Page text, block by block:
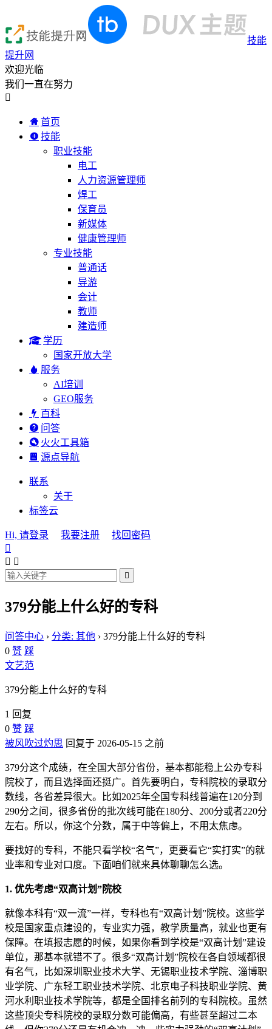
技能
提升网
欢迎光临
我们一直在努力

首页
技能
职业技能
电工
人力资源管理师
焊工
保育员
新媒体
健康管理师
专业技能
普通话
导游
会计
教师
建造师
学历
国家开放大学
服务
AI培训
GEO服务
百科
问答
火火工具箱
源点导航
联系
关于
标签云
Hi, 请登录 我要注册
找回密码

 

379分能上什么好的专科
问答中心 › 分类: 其他 › 379分能上什么好的专科
0 赞 踩
文艺范
379分能上什么好的专科
1 回复
0 赞 踩
被风吹过灼思 回复于 2026-05-15 之前
379分这个成绩，在全国大部分省份，基本都能稳上公办专科
院校了，而且选择面还挺广。首先要明白，专科院校的录取分
数线，各省差异很大。比如2025年全国专科线普遍在120分到
290分之间，很多省份的批次线可能在180分、200分或者220分
左右。所以，你这个分数，属于中等偏上，不用太焦虑。
要找好的专科，不能只看学校“名气”，更要看它“实打实”的就
业率和专业对口度。下面咱们就来具体聊聊怎么选。
1. 优先考虑“双高计划”院校
就像本科有“双一流”一样，专科也有“双高计划”院校。这些学
校是国家重点建设的，专业实力强，教学质量高，就业也更有
保障。在填报志愿的时候，如果你看到学校是“双高计划”建设
单位，那基本就错不了。很多“双高计划”院校在各自领域都很
有名气，比如深圳职业技术大学、无锡职业技术学院、淄博职
业学院、广东轻工职业技术学院、北京电子科技职业学院、黄
河水利职业技术学院等，都是全国排名前列的专科院校。虽然
这些顶尖专科院校的录取分数可能偏高，有些甚至超过二本